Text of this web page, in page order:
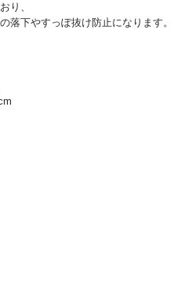
り、
落下やすっぽ抜け防止になります。